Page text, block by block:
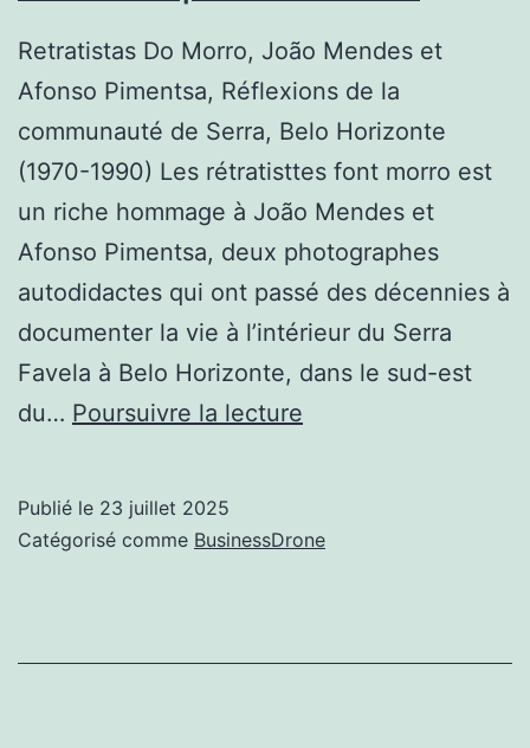
Retratistas Do Morro, João Mendes et
Afonso Pimentsa, Réflexions de la
communauté de Serra, Belo Horizonte
(1970-1990) Les rétratisttes font morro est
un riche hommage à João Mendes et
Afonso Pimentsa, deux photographes
autodidactes qui ont passé des décennies à
documenter la vie à l’intérieur du Serra
Favela à Belo Horizonte, dans le sud-est
du… Poursuivre la lecture
d’Arles
Publié le 23 juillet 2025
Catégorisé comme BusinessDrone